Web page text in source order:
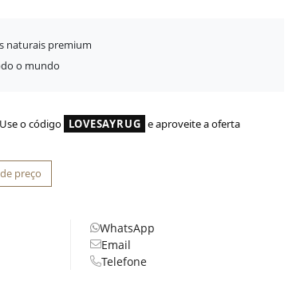
naturais premium
o mundo
Use o código LOVESAYRUG e aproveite a oferta
preço
WhatsApp
Email
Telefone